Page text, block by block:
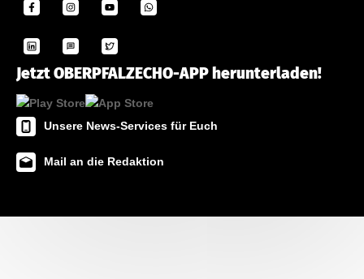
Jetzt OBERPFALZECHO-APP herunterladen!
Unsere News-Services für Euch
Mail an die Redaktion